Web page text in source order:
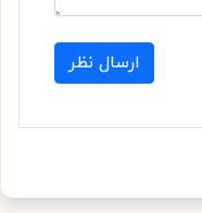
ارسال نظر